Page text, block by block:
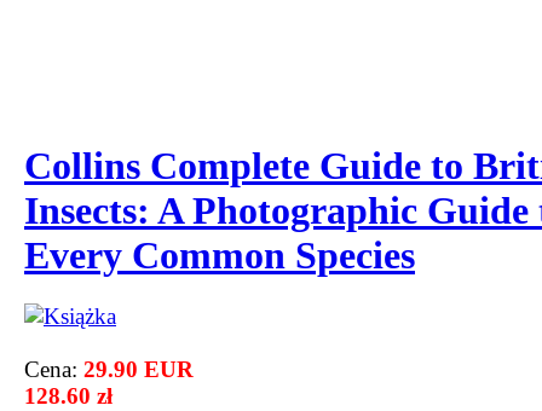
Collins Complete Guide to
Insects: A Photographic Guide
Every Common Species
Cena: 29.90 EUR
128.60 zł